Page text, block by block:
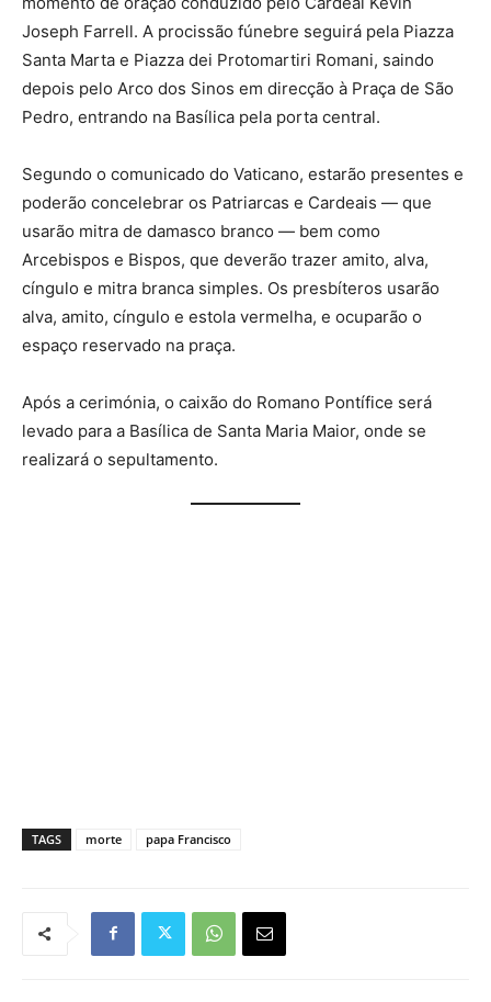
Joseph Farrell. A procissão fúnebre seguirá pela Piazza
Santa Marta e Piazza dei Protomartiri Romani, saindo
depois pelo Arco dos Sinos em direcção à Praça de São
Pedro, entrando na Basílica pela porta central.
Segundo o comunicado do Vaticano, estarão presentes e
poderão concelebrar os Patriarcas e Cardeais — que
usarão mitra de damasco branco — bem como
Arcebispos e Bispos, que deverão trazer amito, alva,
cíngulo e mitra branca simples. Os presbíteros usarão
alva, amito, cíngulo e estola vermelha, e ocuparão o
espaço reservado na praça.
Após a cerimónia, o caixão do Romano Pontífice será
levado para a Basílica de Santa Maria Maior, onde se
realizará o sepultamento.
TAGS morte papa Francisco